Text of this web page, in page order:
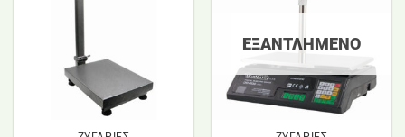
ΕΞΑΝΤΛΗΜΈΝΟ